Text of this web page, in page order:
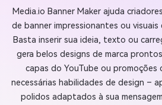
Media.io Banner Maker ajuda
de banner impressionantes ou
Basta inserir sua ideia, texto ou
gera belos designs de marca
capas do YouTube ou promoções
necessárias habilidades de design –
polidos adaptados à sua